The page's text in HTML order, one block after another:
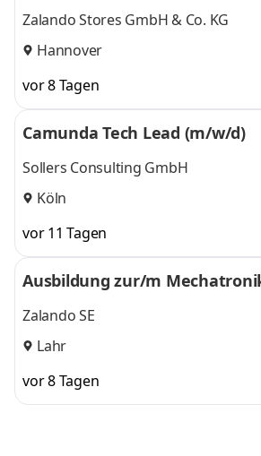
Zalando Stores GmbH & Co. KG
Hannover
vor 8 Tagen
Camunda Tech Lead (m/w/d)
Sollers Consulting GmbH
Köln
vor 11 Tagen
Ausbildung zur/m
Zalando SE
Lahr
vor 8 Tagen